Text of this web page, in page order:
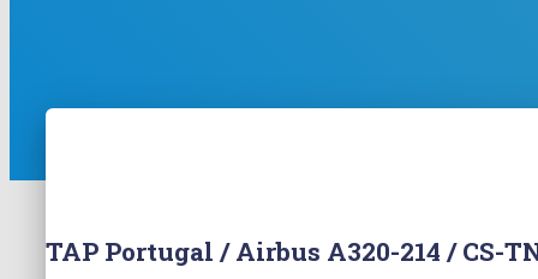
TAP Portugal / Airbus A320-214 / CS-